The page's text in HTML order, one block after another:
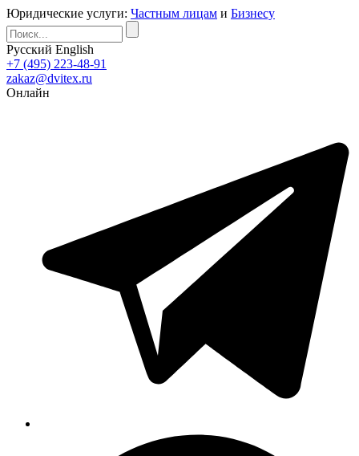
Юридические услуги: Частным лицам и Бизнесу
Русский English
+7 (495) 223-48-91
zakaz@dvitex.ru
Онлайн